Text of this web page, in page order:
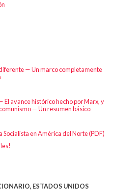
— Un marco completamente
avance histórico hecho por Marx, y
— Un resumen básico
en América del Norte (PDF)
ESTADOS UNIDOS